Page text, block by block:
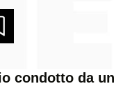
condotto da